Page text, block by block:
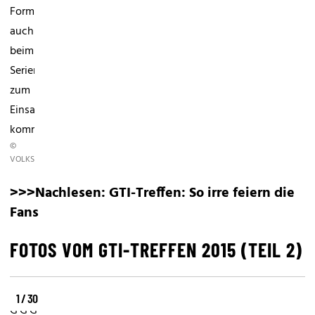
Form
auch
beim
Serienmodell
zum
Einsatz
kommen.
©
VOLKSWAGEN
>>>Nachlesen:GTI-Treffen: So irre feiern die
Fans
FOTOS VOM GTI-TREFFEN 2015 (TEIL 2)
1 / 30
GTI-GTI-GTI-